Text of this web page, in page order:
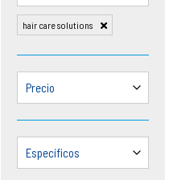
hair care solutions
Precio
Específicos